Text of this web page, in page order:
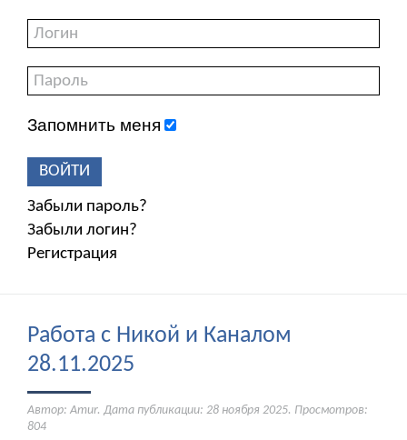
Запомнить меня
ВОЙТИ
Забыли пароль?
Забыли логин?
Регистрация
Работа с Никой и Каналом
28.11.2025
Автор: Amur. Дата публикации: 28 ноября 2025. Просмотров:
804